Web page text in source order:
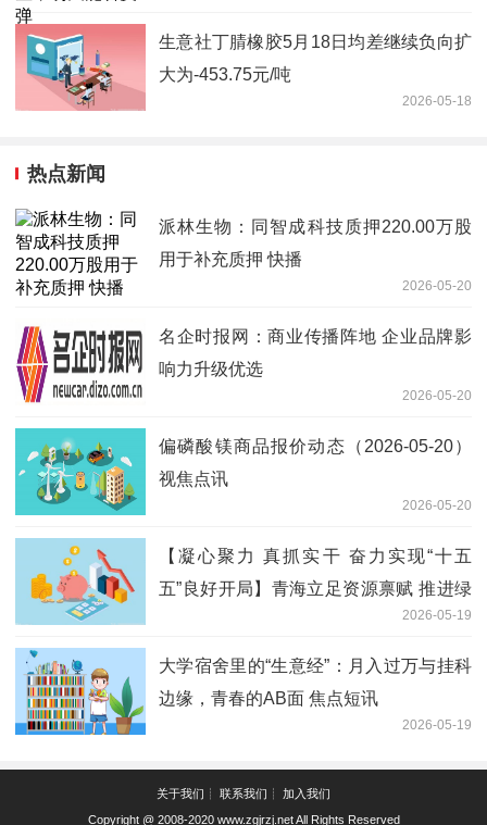
生意社丁腈橡胶5月18日均差继续负向扩
大为-453.75元/吨
2026-05-18
热点新闻
派林生物：同智成科技质押220.00万股
用于补充质押 快播
2026-05-20
名企时报网：商业传播阵地 企业品牌影
响力升级优选
2026-05-20
偏磷酸镁商品报价动态（2026-05-20）
视焦点讯
2026-05-20
【凝心聚力 真抓实干 奋力实现“十五
五”良好开局】青海立足资源禀赋 推进绿
色算电协同发展 宁夏持续加力 筑牢西北
地区重要生态安全屏障 当前热议
2026-05-19
大学宿舍里的“生意经”：月入过万与挂科
边缘，青春的AB面 焦点短讯
2026-05-19
关于我们┊ 联系我们┊ 加入我们
Copyright @ 2008-2020 www.zgjrzj.netAll Rights Reserved